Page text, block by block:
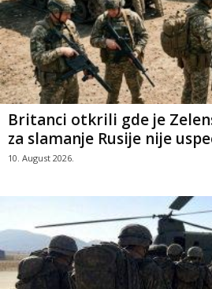
Britanci otkrili gde je
za slamanje Rusije nije
10. August 2026.